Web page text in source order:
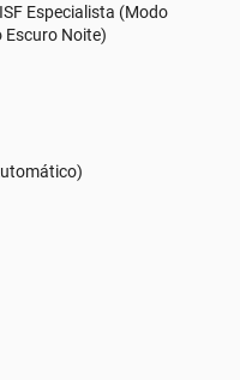
Especialista (Modo
Escuro Noite)